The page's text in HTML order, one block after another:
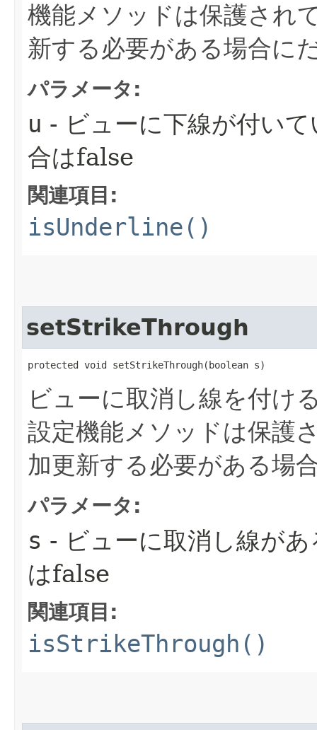
機能メソッドは保護され
新する必要がある場合に
パラメータ:
u - ビューに下線が付い
合はfalse
関連項目:
isUnderline()
setStrikeThrough
protected void setStrikeThrough​(boolean s)
ビューに取消し線を付け
設定機能メソッドは保護
加更新する必要がある場
パラメータ:
s - ビューに取消し線が
はfalse
関連項目:
isStrikeThrough()